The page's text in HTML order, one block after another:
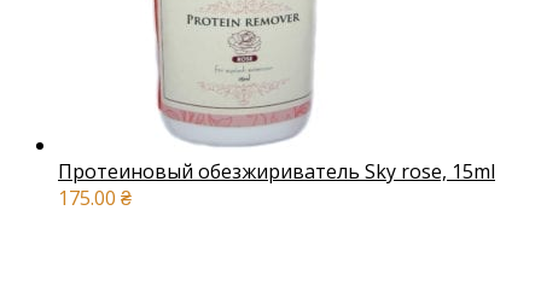
Протеиновый обезжириватель Sky rose, 15ml
175.00 ₴